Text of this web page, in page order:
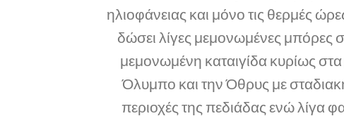
ηλιοφάνειας και μόνο τις θερμές
δώσει λίγες μεμονωμένες μπόρες
μεμονωμένη καταιγίδα κυρίως
Όλυμπο και την Όθρυς με
περιοχές της πεδιάδας ενώ λίγα